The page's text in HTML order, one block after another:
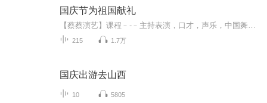
国庆节为祖国献礼
215 1.7万
国庆出游去山西
10 5805